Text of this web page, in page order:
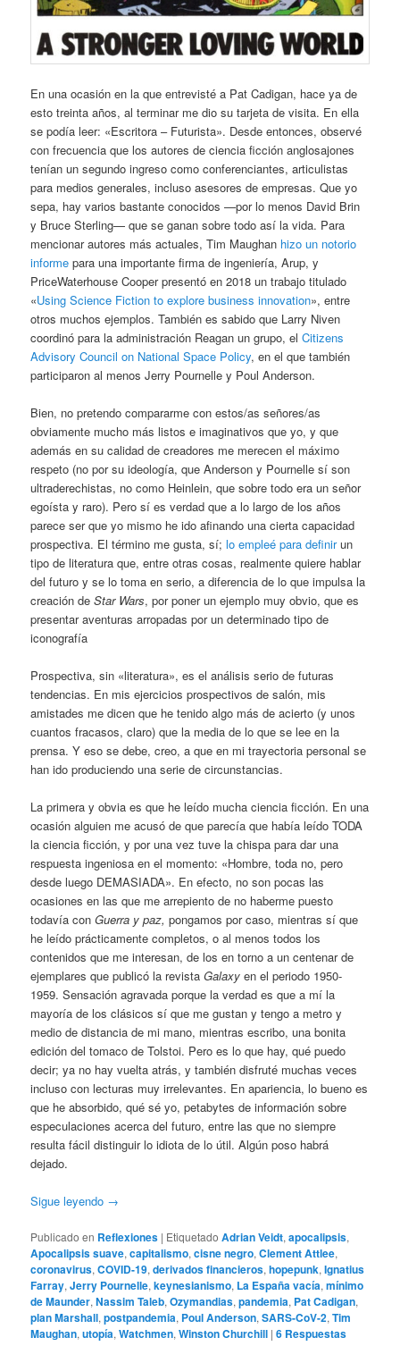
En una ocasión en la que entrevisté a Pat Cadigan, hace ya de
esto treinta años, al terminar me dio su tarjeta de visita. En ella
se podía leer: «Escritora – Futurista». Desde entonces, observé
con frecuencia que los autores de ciencia ficción anglosajones
tenían un segundo ingreso como conferenciantes, articulistas
para medios generales, incluso asesores de empresas. Que yo
sepa, hay varios bastante conocidos —por lo menos David Brin
y Bruce Sterling— que se ganan sobre todo así la vida. Para
mencionar autores más actuales, Tim Maughan hizo un notorio
informe para una importante firma de ingeniería, Arup, y
PriceWaterhouse Cooper presentó en 2018 un trabajo titulado
«Using Science Fiction to explore business innovation», entre
otros muchos ejemplos. También es sabido que Larry Niven
coordinó para la administración Reagan un grupo, elCitizens
Advisory Council on National Space Policy, en el que también
participaron al menos Jerry Pournelle y Poul Anderson.
Bien, no pretendo compararme con estos/as señores/as
obviamente mucho más listos e imaginativos que yo, y que
además en su calidad de creadores me merecen el máximo
respeto (no por su ideología, que Anderson y Pournelle sí son
ultraderechistas, no como Heinlein, que sobre todo era un señor
egoísta y raro). Pero sí es verdad que a lo largo de los años
parece ser que yo mismo he ido afinando una cierta capacidad
prospectiva. El término me gusta, sí;lo empleé para definirun
tipo de literatura que, entre otras cosas, realmente quiere hablar
del futuro y se lo toma en serio, a diferencia de lo que impulsa la
creación deStar Wars, por poner un ejemplo muy obvio, que es
presentar aventuras arropadas por un determinado tipo de
iconografía
Prospectiva, sin «literatura», es el análisis serio de futuras
tendencias. En mis ejercicios prospectivos de salón, mis
amistades me dicen que he tenido algo más de acierto (y unos
cuantos fracasos, claro) que la media de lo que se lee en la
prensa. Y eso se debe, creo, a que en mi trayectoria personal se
han ido produciendo una serie de circunstancias.
La primera y obvia es que he leído mucha ciencia ficción. En una
ocasión alguien me acusó de que parecía que había leído TODA
la ciencia ficción, y por una vez tuve la chispa para dar una
respuesta ingeniosa en el momento: «Hombre, toda no, pero
desde luego DEMASIADA». En efecto, no son pocas las
ocasiones en las que me arrepiento de no haberme puesto
todavía conGuerra y paz,pongamos por caso, mientras sí que
he leído prácticamente completos, o al menos todos los
contenidos que me interesan, de los en torno a un centenar de
ejemplares que publicó la revistaGalaxyen el periodo 1950-
1959. Sensación agravada porque la verdad es que a mí la
mayoría de los clásicos sí que me gustan y tengo a metro y
medio de distancia de mi mano, mientras escribo, una bonita
edición del tomaco de Tolstoi. Pero es lo que hay, qué puedo
decir; ya no hay vuelta atrás, y también disfruté muchas veces
incluso con lecturas muy irrelevantes. En apariencia, lo bueno es
que he absorbido, qué sé yo, petabytes de información sobre
especulaciones acerca del futuro, entre las que no siempre
resulta fácil distinguir lo idiota de lo útil. Algún poso habrá
dejado.
Sigue leyendo →
Publicado en Reflexiones | Etiquetado Adrian Veidt,apocalipsis,
Apocalipsis suave,capitalismo,cisne negro,Clement Attlee,
coronavirus,COVID-19,derivados financieros,hopepunk,Ignatius
Farray,Jerry Pournelle,keynesianismo, La España vacía,mínimo
de Maunder,Nassim Taleb,Ozymandias,pandemia, Pat Cadigan,
plan Marshall,postpandemia, Poul Anderson,SARS-CoV-2,Tim
Maughan,utopía,Watchmen,Winston Churchill |6 Respuestas